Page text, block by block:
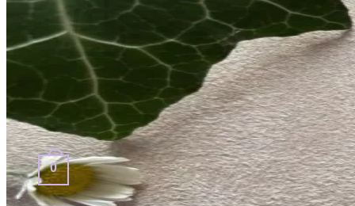
Zurück zum Shop
0
Warenkorb